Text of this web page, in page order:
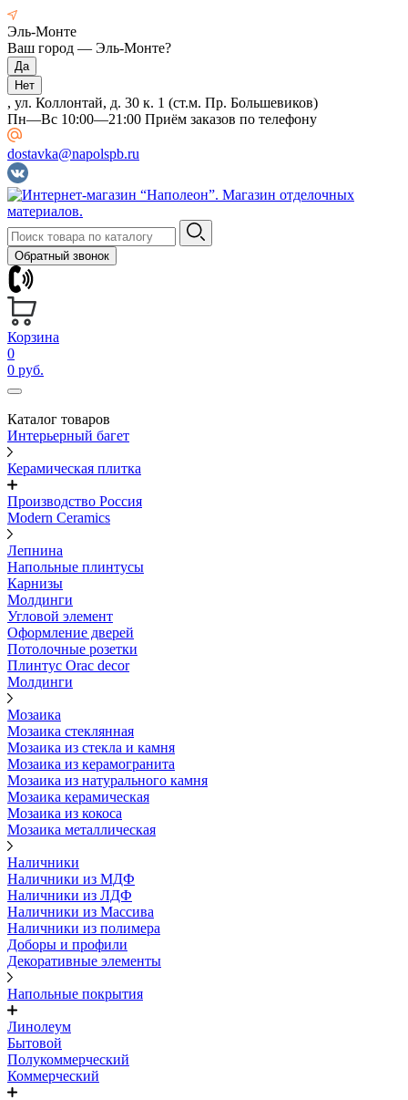
Эль-Монте
Ваш город — Эль-Монте?
, ул. Коллонтай, д. 30 к. 1 (ст.м. Пр. Большевиков)
Пн—Вс 10:00—21:00 Приём заказов по телефону
dostavka@napolspb.ru
Обратный звонок
Корзина
0
0 руб.
Каталог товаров
Интерьерный багет
Керамическая плитка
Производство Россия
Modern Ceramics
Лепнина
Напольные плинтусы
Карнизы
Молдинги
Угловой элемент
Оформление дверей
Потолочные розетки
Плинтус Orac decor
Молдинги
Мозаика
Мозаика стеклянная
Мозаика из стекла и камня
Мозаика из керамогранита
Мозаика из натурального камня
Мозаика керамическая
Мозаика из кокоса
Мозаика металлическая
Наличники
Наличники из МДФ
Наличники из ЛДФ
Наличники из Массива
Наличники из полимера
Доборы и профили
Декоративные элементы
Напольные покрытия
Линолеум
Бытовой
Полукоммерческий
Коммерческий